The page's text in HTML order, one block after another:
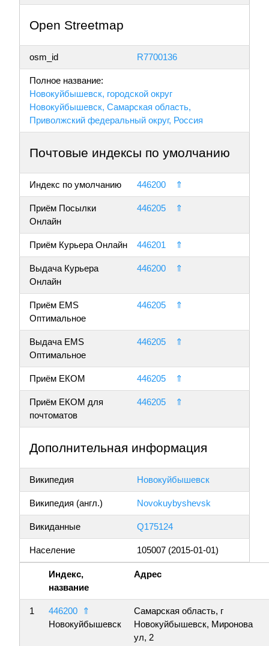
Open Streetmap
osm_id R7700136
Полное название:
Новокуйбышевск, городской округ
Новокуйбышевск, Самарская область,
Приволжский федеральный округ, Россия
Почтовые индексы по умолчанию
Индекс по умолчанию 446200 ⇑
Приём Посылки
Онлайн
446205 ⇑
Приём Курьера Онлайн 446201 ⇑
Выдача Курьера
Онлайн
446200 ⇑
Приём EMS
Оптимальное
446205 ⇑
Выдача EMS
Оптимальное
446205 ⇑
Приём ЕКОМ 446205 ⇑
Приём ЕКОМ для
почтоматов
446205 ⇑
Дополнительная информация
Википедия Новокуйбышевск
Википедия (англ.) Novokuybyshevsk
Викиданные Q175124
Население 105007 (2015-01-01)
Индекс,
название
Адрес
1 446200
⇑
Новокуйбышевск
Самарская область, г
Новокуйбышевск, Миронова
ул, 2